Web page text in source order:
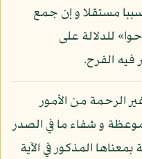
مستقلا و إن جمع
للدلالة على
الفرح.
الرحمة من الأمور
و شفاء ما في الصدر
المذكور في الآية